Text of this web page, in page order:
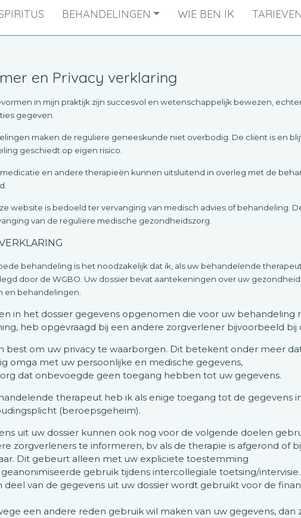
BEHANDELINGEN WIE BEN IK TARIEVEN
en Privacy verklaring
in mijn praktijk zijn succesvol en wetenschappelijk bewezen,
gegeven.
maken de reguliere geneeskunde niet overbodig. De cliënt is en
geschiedt op eigen risico.
en andere therapieën kunnen uitsluitend in overleg met de
website is bedoeld ter vervanging van medisch advies of behandeling.
van de reguliere medische gezondheidszorg.
behandeling is het noodzakelijk dat ik, als uw behandelende
door de WGBO. Uw dossier bevat aantekeningen over uw
en behandelingen.
in het dossier gegevens opgenomen die voor uw behandeling
heb opgevraagd bij een andere zorgverlener bijvoorbeeld bij
best om uw privacy te waarborgen. Dit betekent onder meer
omga met uw persoonlijke en medische gegevens,
dat onbevoegde geen toegang hebben tot uw gegevens.
therapeut heb ik als enige toegang tot de gegevens
(beroepsgeheim).
uit uw dossier kunnen ook nog voor de volgende doelen
zorgverleners te informeren, bv als de therapie is afgerond of
Dit gebeurt alleen met uw expliciete toestemming
gebruik tijdens intercollegiale toetsing/intervisie.
deel van de gegevens uit uw dossier wordt gebruikt voor de
een andere reden gebruik wil maken van uw gegevens,